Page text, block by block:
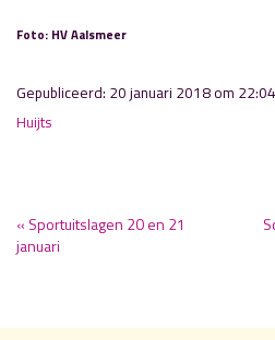
Foto: HV Aalsmeer
Gepubliceerd: 20 januari 2018 om
Huijts
« Sportuitslagen 20 en 21
januari